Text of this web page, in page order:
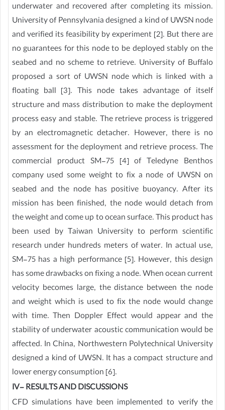
underwater and recovered after completing its mission.
University of Pennsylvania designed a kind of UWSN node
and verified its feasibility by experiment [2]. But there are
no guarantees for this node to be deployed stably on the
seabed and no scheme to retrieve. University of Buffalo
proposed a sort of UWSN node which is linked with a
floating ball [3]. This node takes advantage of itself
structure and mass distribution to make the deployment
process easy and stable. The retrieve process is triggered
by an electromagnetic detacher. However, there is no
assessment for the deployment and retrieve process. The
commercial product SM-75 [4] of Teledyne Benthos
company used some weight to fix a node of UWSN on
seabed and the node has positive buoyancy. After its
mission has been finished, the node would detach from
the weight and come up to ocean surface. This product has
been used by Taiwan University to perform scientific
research under hundreds meters of water. In actual use,
SM-75 has a high performance [5]. However, this design
has some drawbacks on fixing a node. When ocean current
velocity becomes large, the distance between the node
and weight which is used to fix the node would change
with time. Then Doppler Effect would appear and the
stability of underwater acoustic communication would be
affected. In China, Northwestern Polytechnical University
designed a kind of UWSN. It has a compact structure and
lower energy consumption [6].
IV- RESULTS AND DISCUSSIONS
CFD simulations have been implemented to verify the